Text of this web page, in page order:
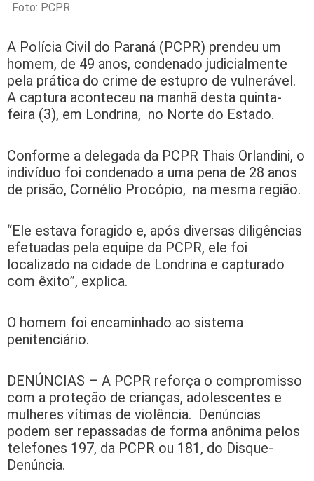
Foto: PCPR
A Polícia Civil do Paraná (PCPR) prendeu um
homem, de 49 anos, condenado judicialmente
pela prática do crime de estupro de vulnerável.
A captura aconteceu na manhã desta quinta-
feira (3), em Londrina, no Norte do Estado.
Conforme a delegada da PCPR Thais Orlandini, o
indivíduo foi condenado a uma pena de 28 anos
de prisão, Cornélio Procópio, na mesma região.
“Ele estava foragido e, após diversas diligências
efetuadas pela equipe da PCPR, ele foi
localizado na cidade de Londrina e capturado
com êxito”, explica.
O homem foi encaminhado ao sistema
penitenciário.
DENÚNCIAS – A PCPR reforça o compromisso
com a proteção de crianças, adolescentes e
mulheres vítimas de violência. Denúncias
podem ser repassadas de forma anônima pelos
telefones 197, da PCPR ou 181, do Disque-
Denúncia.